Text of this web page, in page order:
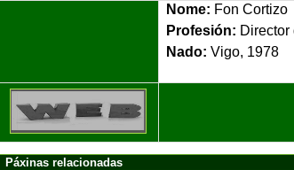
Nome: Fon Cortizo
Profesión: Director
Nado:
Páxinas relacionadas